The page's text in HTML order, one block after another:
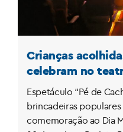
Crianças
celebram no
Brincar
Espetáculo “Pé de
brincadeiras
comemoração ao Dia